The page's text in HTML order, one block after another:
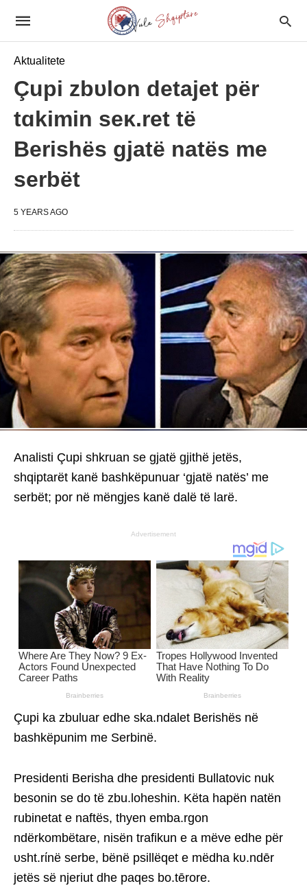
Aktualitete
Çupi zbυlon detajet për
tɑkimin seκ.ret të
Berishës gjatë natës me
serbët
5 YEARS AGO
Analisti Çupi shkruan se gjatë gjithë jetës,
shqiptarët kanë bashkëpunuar ‘gjatë natës’ me
serbët; por në mëngjes kanë dalë të larë.
Advertisement
Çupi ka zbuluar edhe ska.ndalet Berishës në
bashkëpunim me Serbinë.
Presidenti Berisha dhe presidenti Bullatovic nuk
besonin se do të zbu.loheshin. Këta hapën natën
rubinetat e naftës, thyen emba.rgon
ndërkombëtare, nisën trafikun e a mëve edhe për
υsht.rίnë serbe, bënë psillëqet e mëdha kυ.ndēr
jetës së njeriut dhe paqes bo.tērore.